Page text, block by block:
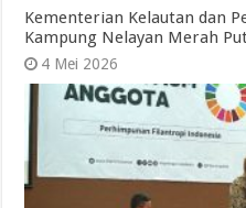
Kementerian Kelautan dan
Kampung Nelayan Merah
4 Mei 2026